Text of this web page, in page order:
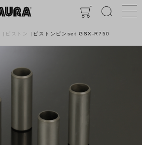
ピストン ピストンピンset GSX-R750